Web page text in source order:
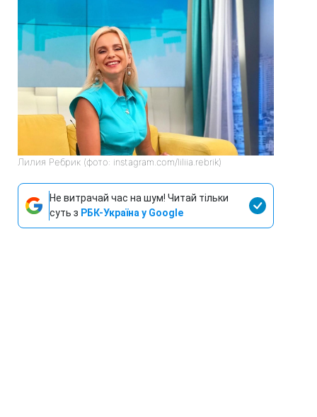
Лилия Ребрик (фото: instagram.com/liliia.rebrik)
Не витрачай час на шум! Читай тільки
суть з РБК-Україна у Google